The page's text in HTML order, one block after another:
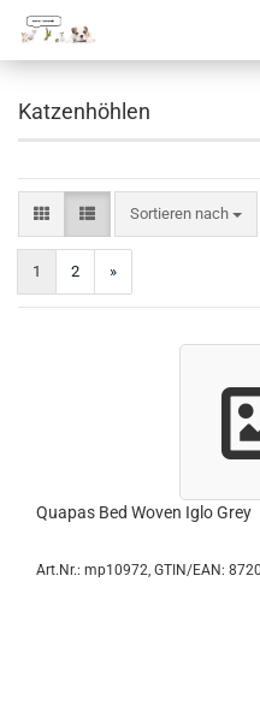
Hauptinhalt
Katzenhöhlen
Sortieren nach
Sortieren nach
1 2 »
Quapas Bed Woven Iglo Grey
Art.Nr.: mp10972 GTIN/EAN: